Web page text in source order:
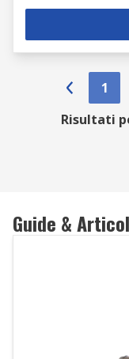
1
Risultati
Guide &